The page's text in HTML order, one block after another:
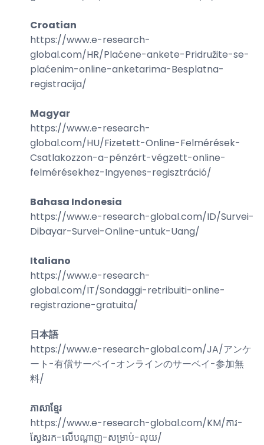
Croatian
https://www.e-research-
global.com/HR/Plaćene-ankete-Pridružite-se-
plaćenim-online-anketarima-Besplatna-
registracija/
Magyar
https://www.e-research-
global.com/HU/Fizetett-Online-Felmérések-
Csatlakozzon-a-pénzért-végzett-online-
felmérésekhez-Ingyenes-regisztráció/
Bahasa Indonesia
https://www.e-research-global.com/ID/Survei-
Dibayar-Survei-Online-untuk-Uang/
Italiano
https://www.e-research-
global.com/IT/Sondaggi-retribuiti-online-
registrazione-gratuita/
日本語
https://www.e-research-global.com/JA/アンケ
ート-有償サーベイ-オンラインのサーベイ-参加無
料/
ភាសាខ្មែរ
https://www.e-research-global.com/KM/ការ-
ស្វែងរក-លើបណ្តាញ-សម្រាប់-លុយ/